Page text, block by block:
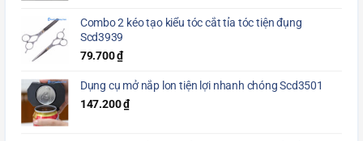
Combo 2 kéo tạo kiểu tóc cắt tỉa tóc tiện đụng
Scd3939
79.700₫
Dụng cụ mở nắp lon tiện lợi nhanh chóng Scd3501
147.200₫